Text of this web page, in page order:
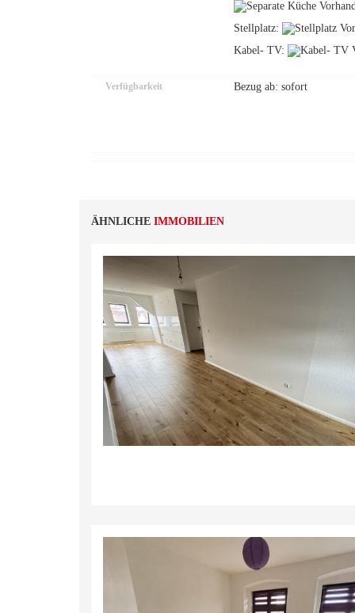
Stellplatz:
Kabel- TV:
Verfügbarkeit Bezug ab: sofort
ÄHNLICHE IMMOBILIEN